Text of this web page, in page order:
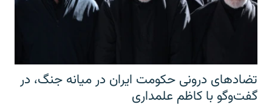
تضادهای درونی حکومت ایران در میانه جنگ، در
گفت‌‌وگو با کاظم علمداری